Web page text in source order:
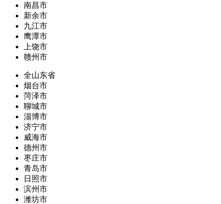
南昌市
新余市
九江市
鹰潭市
上饶市
赣州市
全山东省
烟台市
菏泽市
聊城市
淄博市
济宁市
威海市
德州市
枣庄市
青岛市
日照市
滨州市
潍坊市